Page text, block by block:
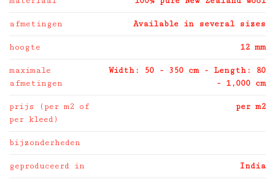
afmetingen Available in several sizes
hoogte 12 mm
maximale
afmetingen
Width: 50 - 350 cm - Length: 80
- 1,000 cm
prijs (per m2 of
per kleed)
per m2
bijzonderheden
geproduceerd in India